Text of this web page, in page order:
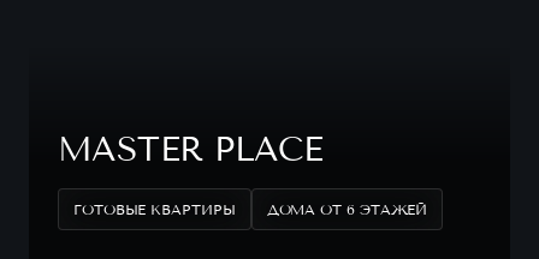
MASTER PLACE
ГОТОВЫЕ КВАРТИРЫ ДОМА ОТ 6 ЭТАЖЕЙ